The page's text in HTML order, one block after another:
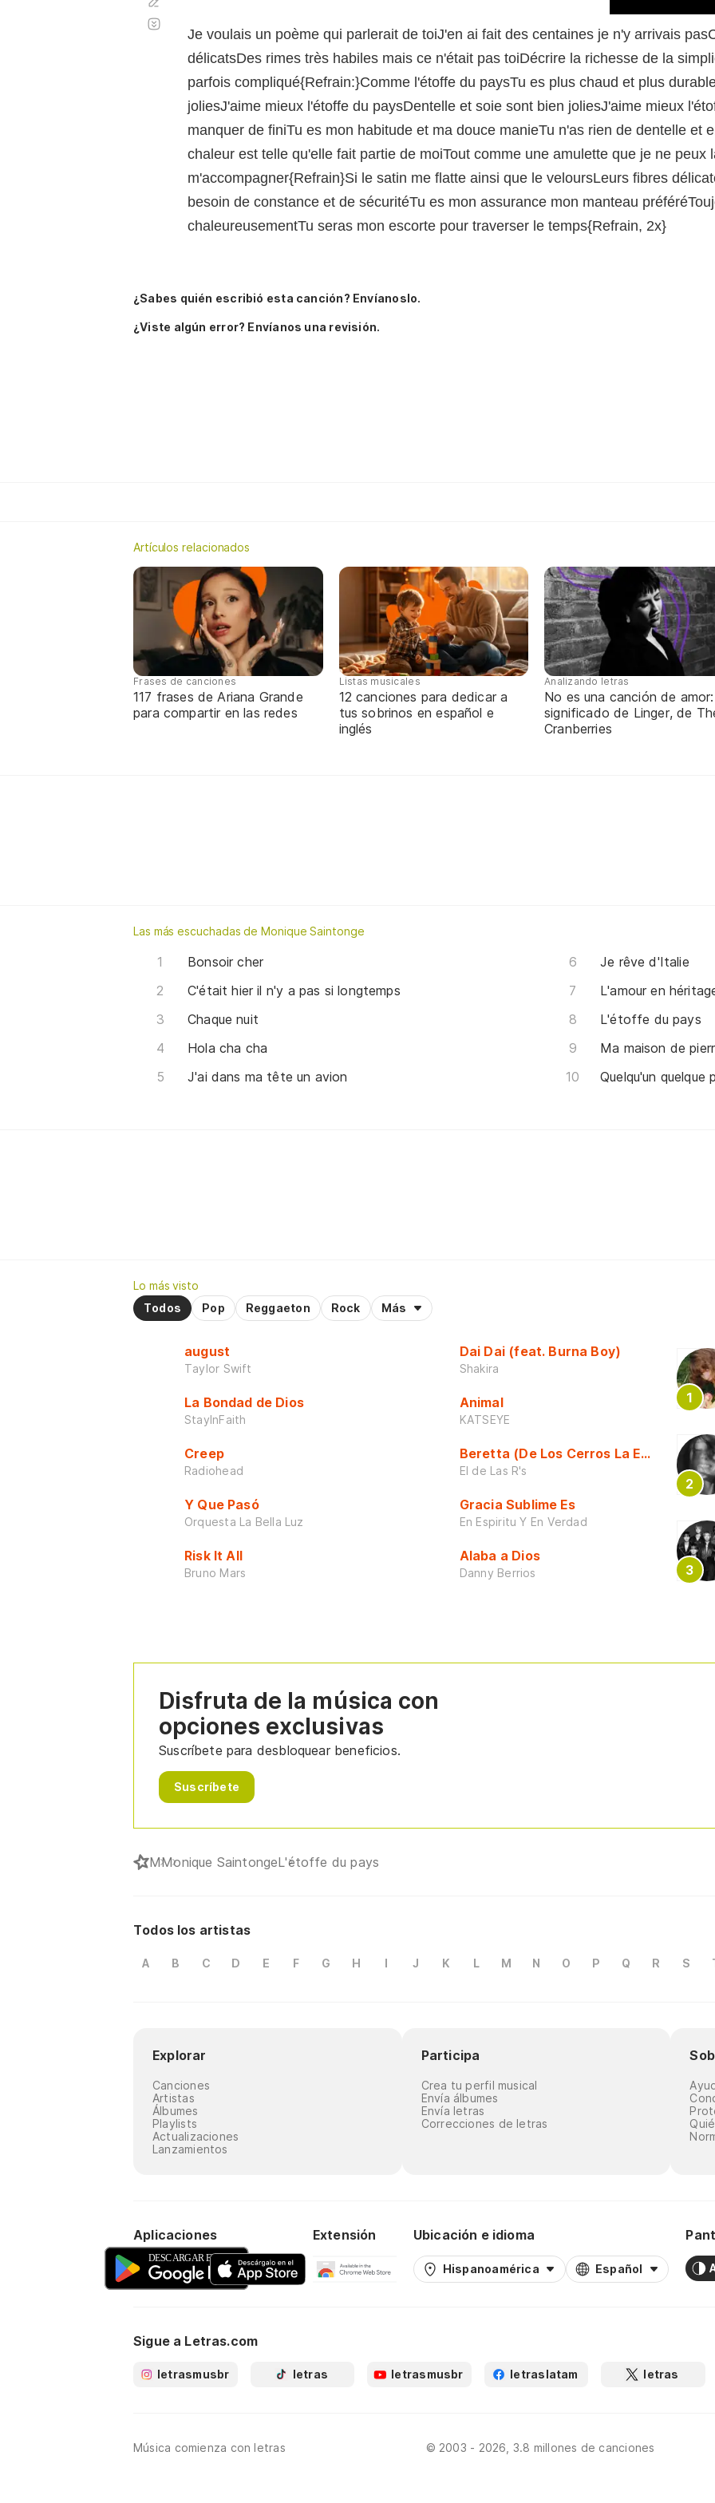
Je voulais un poème qui parlerait de toiJ'en ai fait des centaines je n'y arrivais
délicatsDes rimes très habiles mais ce n'était pas toiDécrire la richesse de la
parfois compliqué{Refrain:}Comme l'étoffe du paysTu es plus chaud et plus
joliesJ'aime mieux l'étoffe du paysDentelle et soie sont bien joliesJ'aime mieux
manquer de finiTu es mon habitude et ma douce manieTu n'as rien de dentelle et
chaleur est telle qu'elle fait partie de moiTout comme une amulette que je ne peux
m'accompagner{Refrain}Si le satin me flatte ainsi que le veloursLeurs fibres
besoin de constance et de sécuritéTu es mon assurance mon manteau
chaleureusementTu seras mon escorte pour traverser le temps{Refrain, 2x}
automático
¿Sabes quién escribió esta canción? Envíanoslo.
¿Viste algún error? Envíanos una revisión.
Artículos relacionados
Frases de canciones
117 frases de Ariana Grande
para compartir en las redes
Listas musicales
12 canciones para dedicar a
tus sobrinos en español e
inglés
Analizando letras
No es una canción de amor:
significado de Linger, de
Cranberries
Las más escuchadas de Monique Saintonge
Bonsoir cher
C'était hier il n'y a pas si longtemps
Chaque nuit
Hola cha cha
J'ai dans ma tête un avion
Je rêve d'Italie
L'amour en
L'étoffe du pays
Ma maison de
Quelqu'un
Lo más visto
Todos
Pop Reggaeton Rock Más
august
Taylor Swift
La Bondad de Dios
StayInFaith
Creep
Radiohead
Y Que Pasó
Orquesta La Bella Luz
Risk It All
Bruno Mars
Dai Dai (feat. Burna Boy)
Shakira
Animal
KATSEYE
Beretta (De Los Cerros La Escuela)
El de Las R's
Gracia Sublime Es
En Espiritu Y En Verdad
Alaba a Dios
Danny Berrios
Disfruta de la música con
opciones exclusivas
Suscríbete para desbloquear beneficios.
Suscríbete
MMonique SaintongeL'étoffe du pays
Todos los artistas
A B C D E F G H I J K L M N O P Q R S
Explorar
Canciones
Artistas
Álbumes
Playlists
Actualizaciones
Lanzamientos
Participa
Crea tu perfil musical
Envía álbumes
Envía letras
Correcciones de letras
Aplicaciones Extensión Ubicación e idioma
Hispanoamérica Español
Sigue a Letras.com
letrasmusbr letras letrasmusbr letraslatam letras
Música comienza con letras © 2003 - 2026, 3.8 millones de canciones